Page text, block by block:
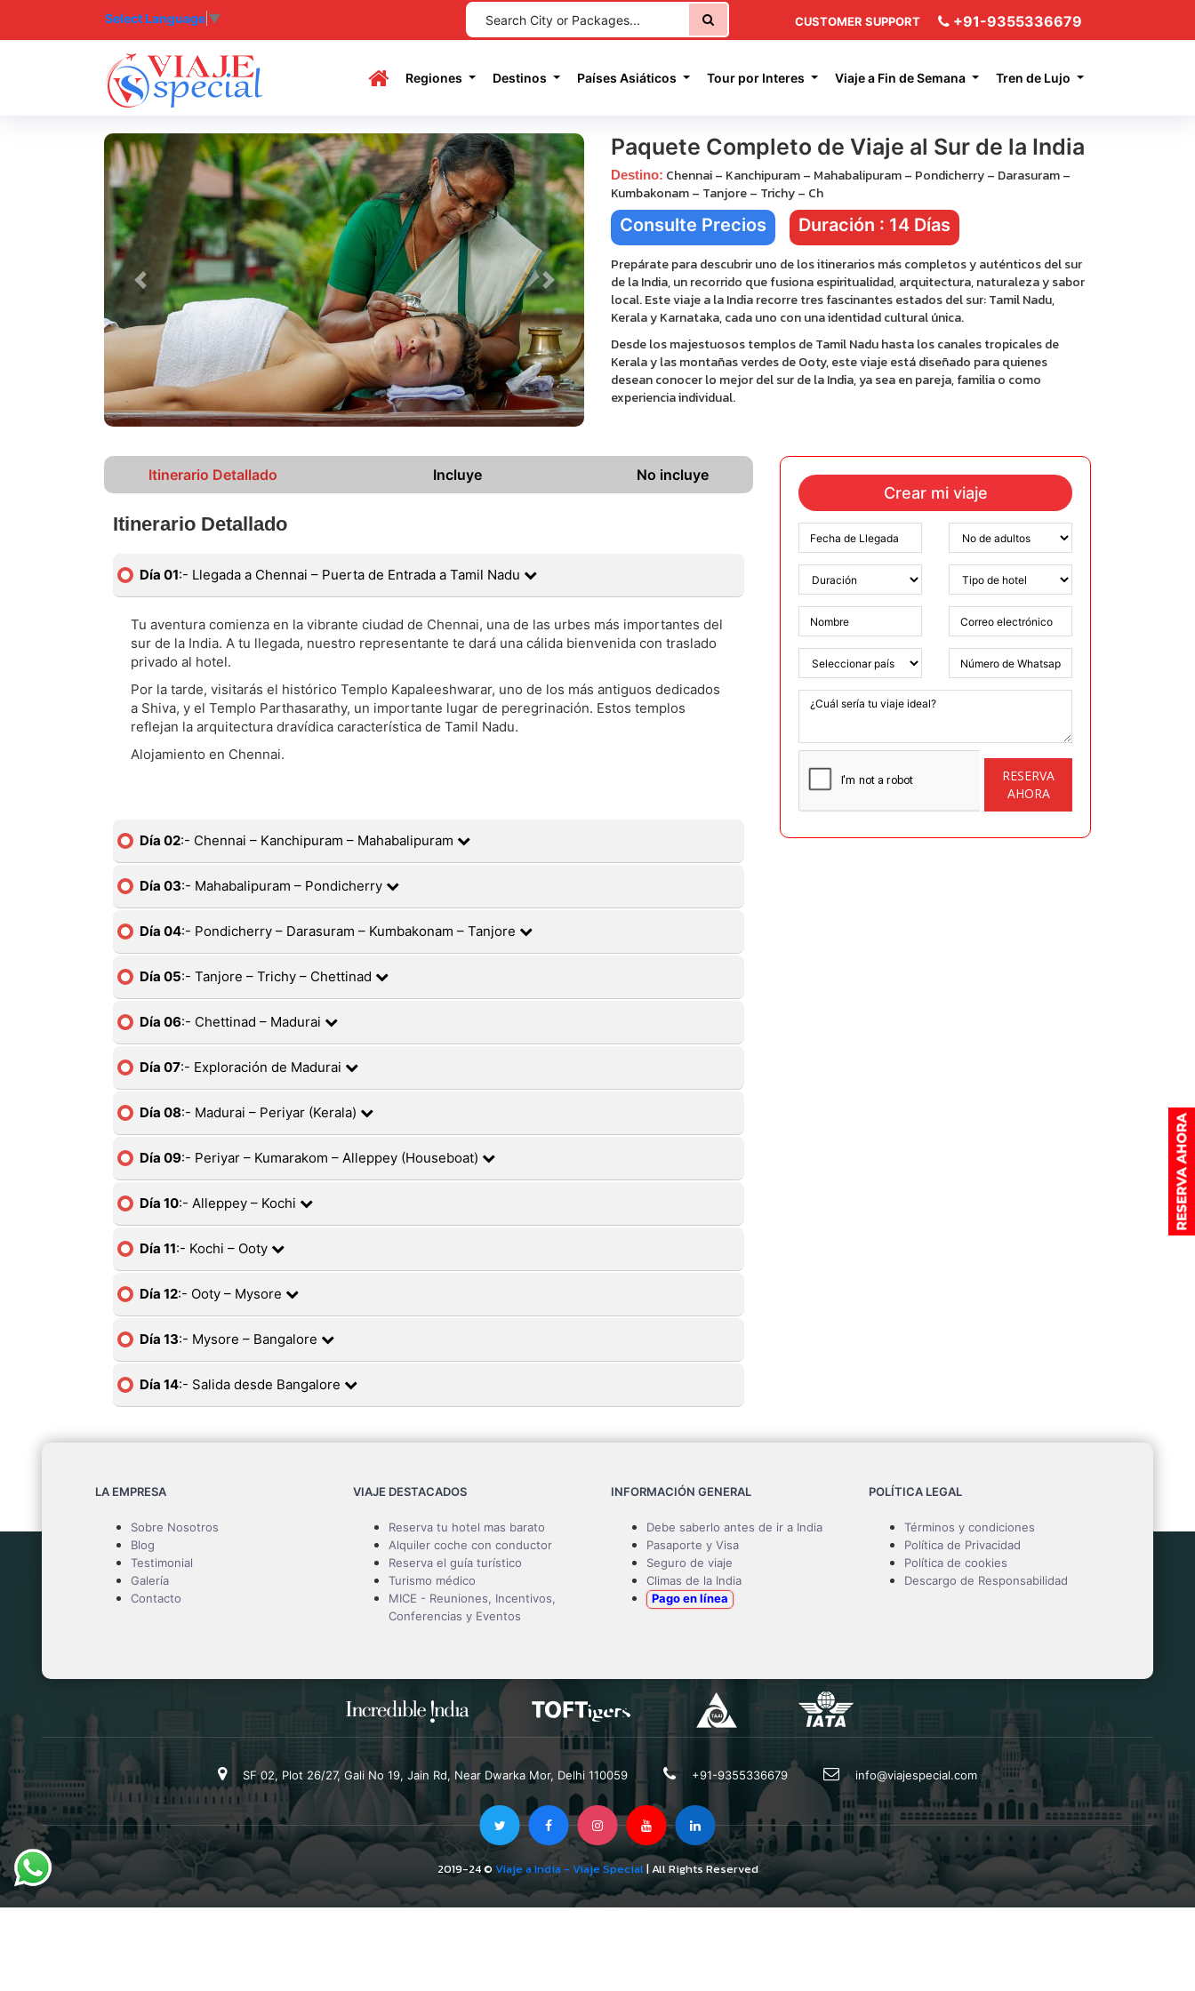
Select Language ▼ CUSTOMER SUPPORT +91-9355336679
(current)
Regiones Destinos Países Asiáticos Tour por Interes Viaje a Fin de Semana Tren de Lujo
Previous Next
Paquete Completo de Viaje al Sur de la India
Destino: Chennai – Kanchipuram – Mahabalipuram – Pondicherry – Darasuram –
Kumbakonam – Tanjore – Trichy – Ch
Consulte Precios Duración : 14 Días
Prepárate para descubrir uno de los itinerarios más completos y auténticos del sur
de la India, un recorrido que fusiona espiritualidad, arquitectura, naturaleza y sabor
local. Este viaje a la India recorre tres fascinantes estados del sur: Tamil Nadu,
Kerala y Karnataka, cada uno con una identidad cultural única.
Desde los majestuosos templos de Tamil Nadu hasta los canales tropicales de
Kerala y las montañas verdes de Ooty, este viaje está diseñado para quienes
desean conocer lo mejor del sur de la India, ya sea en pareja, familia o como
experiencia individual.
Itinerario Detallado Incluye No incluye
Itinerario Detallado
Día 01:- Llegada a Chennai – Puerta de Entrada a Tamil Nadu
Tu aventura comienza en la vibrante ciudad de Chennai, una de las urbes más importantes del
sur de la India. A tu llegada, nuestro representante te dará una cálida bienvenida con traslado
privado al hotel.
Por la tarde, visitarás el histórico Templo Kapaleeshwarar, uno de los más antiguos dedicados
a Shiva, y el Templo Parthasarathy, un importante lugar de peregrinación. Estos templos
reflejan la arquitectura dravídica característica de Tamil Nadu.
Alojamiento en Chennai.
Día 02:- Chennai – Kanchipuram – Mahabalipuram
Día 03:- Mahabalipuram – Pondicherry
Día 04:- Pondicherry – Darasuram – Kumbakonam – Tanjore
Día 05:- Tanjore – Trichy – Chettinad
Día 06:- Chettinad – Madurai
Día 07:- Exploración de Madurai
Día 08:- Madurai – Periyar (Kerala)
Día 09:- Periyar – Kumarakom – Alleppey (Houseboat)
Día 10:- Alleppey – Kochi
Día 11:- Kochi – Ooty
Día 12:- Ooty – Mysore
Día 13:- Mysore – Bangalore
Día 14:- Salida desde Bangalore
Crear mi viaje
RESERVA
AHORA
LA EMPRESA
Sobre Nosotros
Blog
Testimonial
Galería
Contacto
VIAJE DESTACADOS
Reserva tu hotel mas barato
Alquiler coche con conductor
Reserva el guía turístico
Turismo médico
MICE - Reuniones, Incentivos,
Conferencias y Eventos
INFORMACIÓN GENERAL
Debe saberlo antes de ir a India
Pasaporte y Visa
Seguro de viaje
Climas de la India
Pago en línea
POLÍTICA LEGAL
Términos y condiciones
Política de Privacidad
Política de cookies
Descargo de Responsabilidad
SF 02, Plot 26/27, Gali No 19, Jain Rd, Near Dwarka Mor, Delhi 110059 +91-9355336679 info@viajespecial.com
2019-24 © Viaje a India - Viaje Special| All Rights Reserved